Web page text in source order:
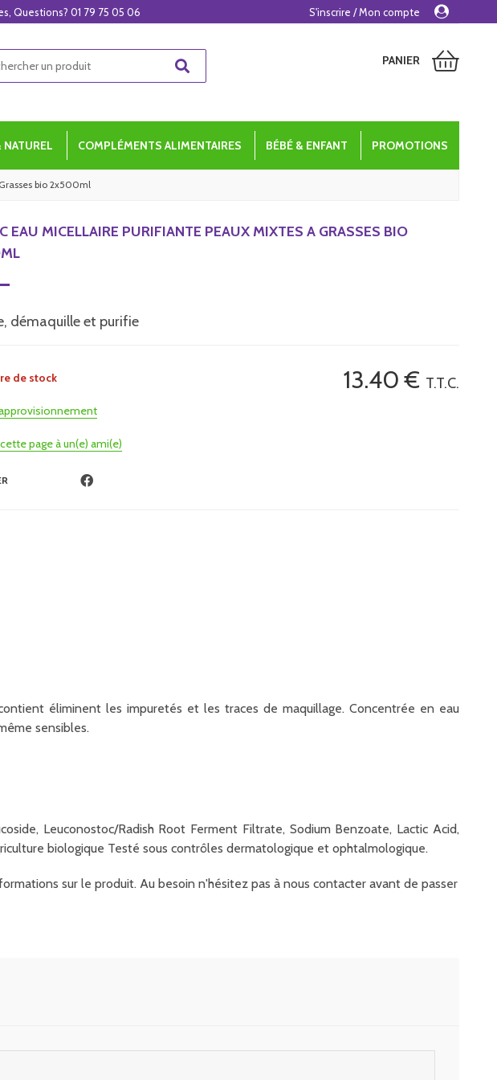
PANIER
NATUREL COMPLÉMENTS ALIMENTAIRES BÉBÉ & ENFANT PROMOTIONS
bio 2x500ml
EAU MICELLAIRE PURIFIANTE PEAUX MIXTES A GRASSES BIO
démaquille et purifie
13.40€ T.T.C.
de stock
page à un(e) ami(e)
éliminent les impuretés et les traces de maquillage. Concentrée en eau
sensibles.
Leuconostoc/Radish Root Ferment Filtrate, Sodium Benzoate, Lactic Acid,
biologique Testé sous contrôles dermatologique et ophtalmologique.
sur le produit. Au besoin n'hésitez pas à nous contacter avant de passer
Questions? 01 79 75 05 06 S'inscrire / Mon compte